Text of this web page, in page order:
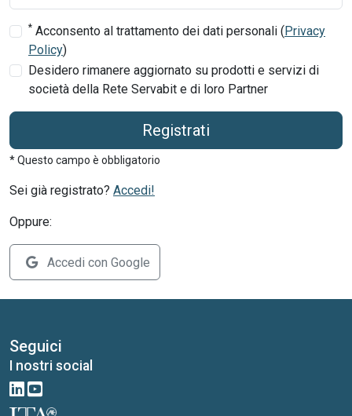
* Acconsento al trattamento dei dati personali (Privacy
Policy)
Desidero rimanere aggiornato su prodotti e servizi di
società della Rete Servabit e di loro Partner
Registrati
* Questo campo è obbligatorio
Sei già registrato? Accedi!
Oppure:
Accedi con Google
Seguici
I nostri social